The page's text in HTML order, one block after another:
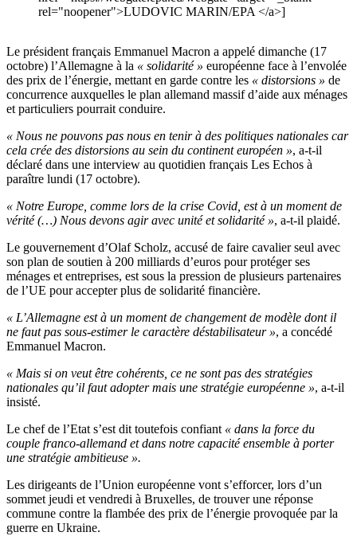
rel="noopener">LUDOVIC MARIN/EPA </a>]
Le président français Emmanuel Macron a appelé dimanche (17
octobre) l’Allemagne à la « solidarité » européenne face à l’envolée
des prix de l’énergie, mettant en garde contre les « distorsions » de
concurrence auxquelles le plan allemand massif d’aide aux ménages
et particuliers pourrait conduire.
« Nous ne pouvons pas nous en tenir à des politiques nationales car
cela crée des distorsions au sein du continent européen », a-t-il
déclaré dans une interview au quotidien français Les Echos à
paraître lundi (17 octobre).
« Notre Europe, comme lors de la crise Covid, est à un moment de
vérité (…) Nous devons agir avec unité et solidarité », a-t-il plaidé.
Le gouvernement d’Olaf Scholz, accusé de faire cavalier seul avec
son plan de soutien à 200 milliards d’euros pour protéger ses
ménages et entreprises, est sous la pression de plusieurs partenaires
de l’UE pour accepter plus de solidarité financière.
« L’Allemagne est à un moment de changement de modèle dont il
ne faut pas sous-estimer le caractère déstabilisateur », a concédé
Emmanuel Macron.
« Mais si on veut être cohérents, ce ne sont pas des stratégies
nationales qu’il faut adopter mais une stratégie européenne », a-t-il
insisté.
Le chef de l’Etat s’est dit toutefois confiant « dans la force du
couple franco-allemand et dans notre capacité ensemble à porter
une stratégie ambitieuse ».
Les dirigeants de l’Union européenne vont s’efforcer, lors d’un
sommet jeudi et vendredi à Bruxelles, de trouver une réponse
commune contre la flambée des prix de l’énergie provoquée par la
guerre en Ukraine.